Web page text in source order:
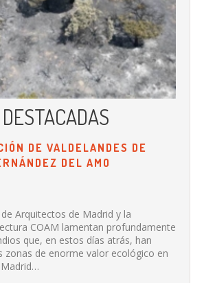
DE VALDELANDES DE
DEL AMO
Arquitectos de Madrid y la
COAM lamentan profundamente
que, en estos días atrás, han
zonas de enorme valor ecológico en